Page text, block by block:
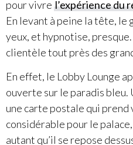
pour vivre l’expérience du
En levant à peine la tête, le
yeux, et hypnotise,
clientèle tout près des
En effet, le Lobby Lounge
ouverte sur le paradis bleu.
une carte postale qui prend
considérable pour le palace,
autant qu’il se repose